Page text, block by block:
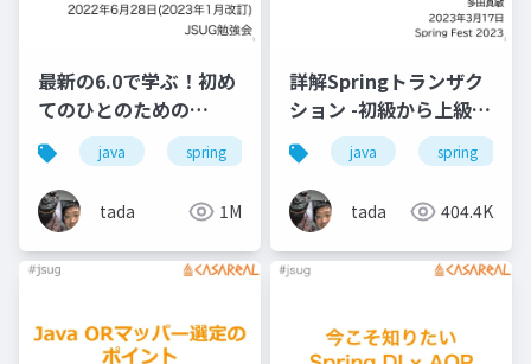
最新の6.0で学ぶ！初め
てのひとのための
Spring Security
java spring security
tada 1M
詳解Springトランザク
ション -初級から上級ま
で- #jsug
java spring
tada 404.4K